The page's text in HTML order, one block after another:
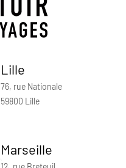
Lille
76, rue Nationale
59800 Lille
Marseille